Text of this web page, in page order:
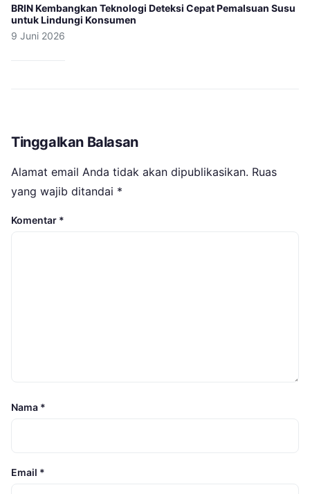
BRIN Kembangkan Teknologi Deteksi Cepat Pemalsuan Susu
untuk Lindungi Konsumen
9 Juni 2026
Tinggalkan Balasan
Alamat email Anda tidak akan dipublikasikan. Ruas
yang wajib ditandai *
Komentar *
Nama *
Email *